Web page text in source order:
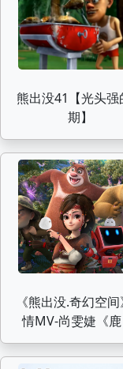
熊出没41【光头强
期】
《熊出没.奇幻空
情MV-尚雯婕《
free》歌曲MV纯
飞雪无痕作品